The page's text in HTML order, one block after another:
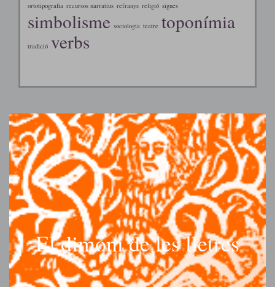
ortotipografia recursos narratius refranys religió signes
simbolisme sociologia teatre toponímia
tradició verbs
El dimoni de les lletres